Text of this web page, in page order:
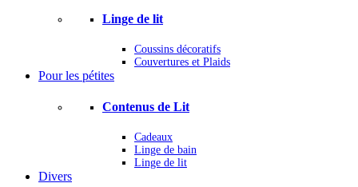
Linge de lit
Coussins décoratifs
Couvertures et Plaids
Pour les pétites
Contenus de Lit
Cadeaux
Linge de bain
Linge de lit
Divers